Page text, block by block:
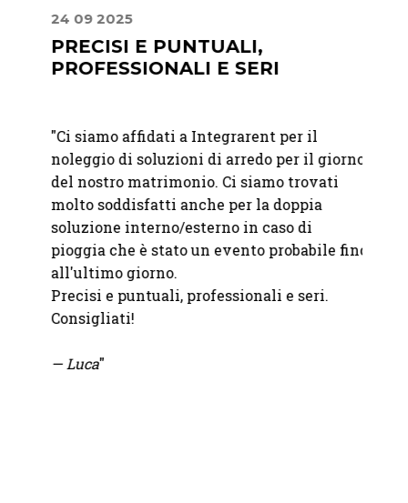
24 09 2025
PRECISI E PUNTUALI,
PROFESSIONALI E SERI
Ci siamo affidati a Integrarent per il
noleggio di soluzioni di arredo per il giorno
del nostro matrimonio. Ci siamo trovati
molto soddisfatti anche per la doppia
soluzione interno/esterno in caso di
pioggia che è stato un evento probabile fino
all'ultimo giorno.
Precisi e puntuali, professionali e seri.
Consigliati!
— Luca"